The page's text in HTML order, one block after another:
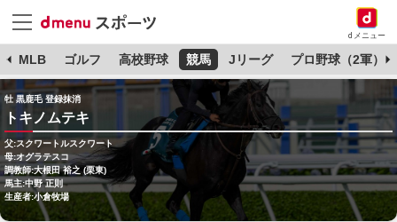
dメニュー
MLB ゴルフ 高校野球 競馬 Jリーグ プロ野球（2軍）
牡 黒鹿毛 登録抹消
トキノムテキ
父:スクワートルスクワート
母:オグラテスコ
調教師:大根田 裕之 (栗東)
馬主:中野 正則
生産者:小倉牧場